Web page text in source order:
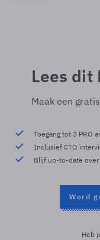
Lees dit
Maak een
Toegang tot 3 PRO
Inclusief CTO
Blijf up-to-date
Word
Heb